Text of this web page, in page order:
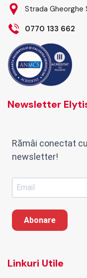
Strada Gheorghe
0770 133 662
Newsletter
Rămâi conectat
newsletter!
Abonare
Linkuri Utile